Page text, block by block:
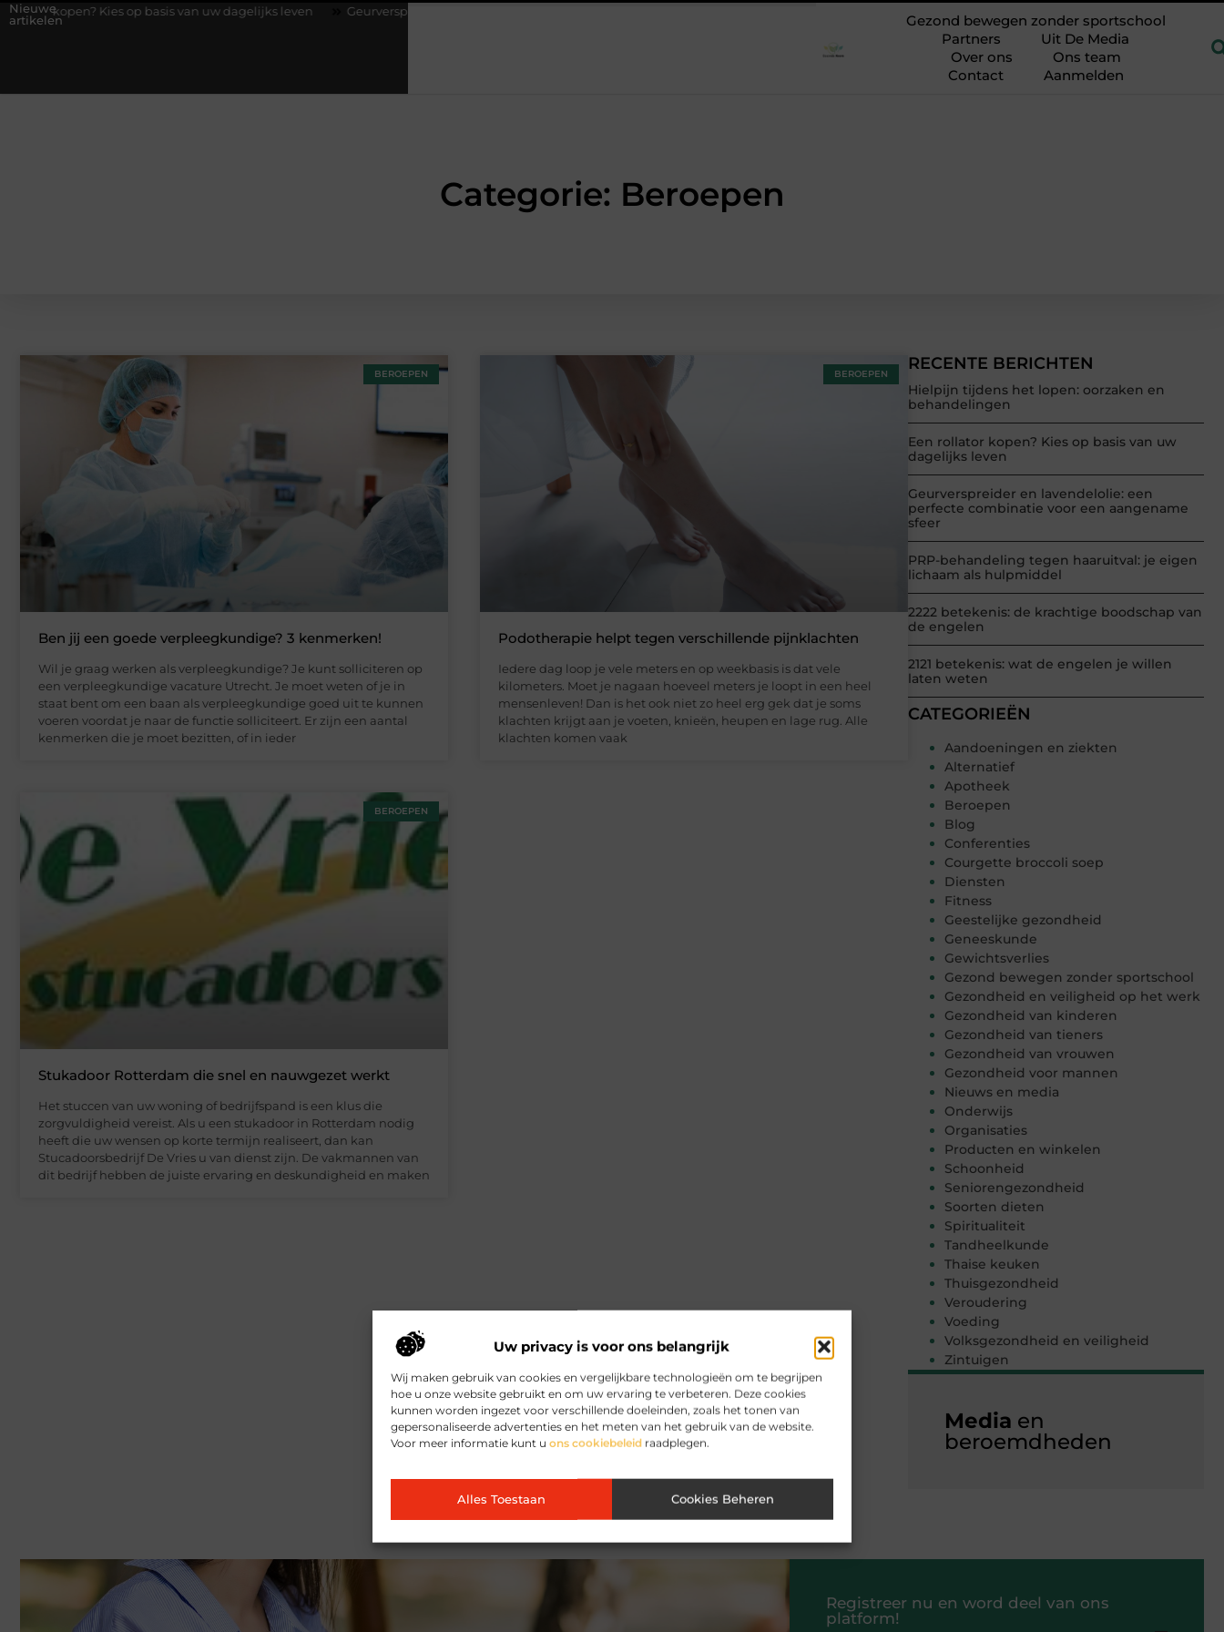
Uw privacy is voor ons belangrijk
Wij maken gebruik van cookies en vergelijkbare technologieën om te begrijpen
hoe u onze website gebruikt en om uw ervaring te verbeteren. Deze cookies
kunnen worden ingezet voor verschillende doeleinden, zoals het tonen van
gepersonaliseerde advertenties en het meten van het gebruik van de website.
Voor meer informatie kunt u ons cookiebeleid raadplegen.
Alles Toestaan Cookies Beheren
Nieuwe
artikelen
Kies op basis van uw dagelijks leven Geurverspreider en lavendelolie: een perfecte combinatie voor een aangename sfeer
Gezond bewegen zonder sportschool
Partners
Uit De Media
Over ons
Ons team
Contact
Aanmelden
Categorie: Beroepen
RECENTE BERICHTEN
Hielpijn tijdens het lopen: oorzaken en
behandelingen
Een rollator kopen? Kies op basis van uw
dagelijks leven
Geurverspreider en lavendelolie: een
perfecte combinatie voor een aangename
sfeer
PRP-behandeling tegen haaruitval: je eigen
lichaam als hulpmiddel
2222 betekenis: de krachtige boodschap van
de engelen
2121 betekenis: wat de engelen je willen
laten weten
CATEGORIEËN
Aandoeningen en ziekten
Alternatief
Apotheek
Beroepen
Blog
Conferenties
Courgette broccoli soep
Diensten
Fitness
Geestelijke gezondheid
Geneeskunde
Gewichtsverlies
Gezond bewegen zonder sportschool
Gezondheid en veiligheid op het werk
Gezondheid van kinderen
Gezondheid van tieners
Gezondheid van vrouwen
Gezondheid voor mannen
Nieuws en media
Onderwijs
Organisaties
Producten en winkelen
Schoonheid
Seniorengezondheid
Soorten dieten
Spiritualiteit
Tandheelkunde
Thaise keuken
Thuisgezondheid
Veroudering
Voeding
Volksgezondheid en veiligheid
Zintuigen
Media en
beroemdheden
BEROEPEN
Ben jij een goede verpleegkundige? 3 kenmerken!
Wil je graag werken als verpleegkundige? Je kunt solliciteren op
een verpleegkundige vacature Utrecht. Je moet weten of je in
staat bent om een baan als verpleegkundige goed uit te kunnen
voeren voordat je naar de functie solliciteert. Er zijn een aantal
kenmerken die je moet bezitten, of in ieder
BEROEPEN
Podotherapie helpt tegen verschillende pijnklachten
Iedere dag loop je vele meters en op weekbasis is dat vele
kilometers. Moet je nagaan hoeveel meters je loopt in een heel
mensenleven! Dan is het ook niet zo heel erg gek dat je soms
klachten krijgt aan je voeten, knieën, heupen en lage rug. Alle
klachten komen vaak
BEROEPEN
Stukadoor Rotterdam die snel en nauwgezet werkt
Het stuccen van uw woning of bedrijfspand is een klus die
zorgvuldigheid vereist. Als u een stukadoor in Rotterdam nodig
heeft die uw wensen op korte termijn realiseert, dan kan
Stucadoorsbedrijf De Vries u van dienst zijn. De vakmannen van
dit bedrijf hebben de juiste ervaring en deskundigheid en maken
Registreer nu en word deel van ons
platform!